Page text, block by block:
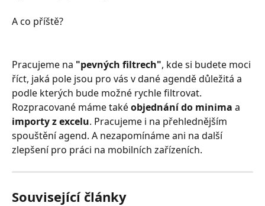
A co příště?
Pracujeme na "pevných filtrech", kde si budete moci
říct, jaká pole jsou pro vás v dané agendě důležitá a
podle kterých bude možné rychle filtrovat.
Rozpracované máme také objednání do minima a
importy z excelu. Pracujeme i na přehlednějším
spouštění agend. A nezapomínáme ani na další
zlepšení pro práci na mobilních zařízeních.
Související články